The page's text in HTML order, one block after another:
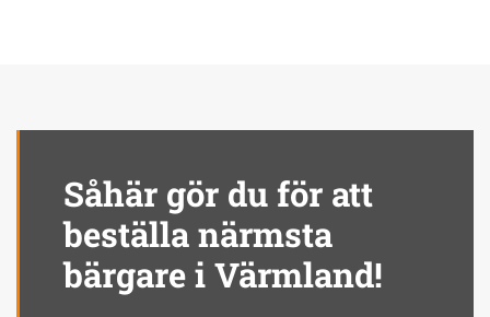
Såhär gör du för att
beställa närmsta
bärgare i Värmland!